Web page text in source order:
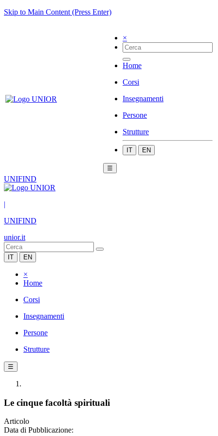
Skip to Main Content (Press Enter)
×
Home
Corsi
Insegnamenti
Persone
Strutture
IT EN
☰
UNIFIND
|
UNIFIND
unior.it
IT EN
×
Home
Corsi
Insegnamenti
Persone
Strutture
☰
Le cinque facoltà spirituali
Articolo
Data di Pubblicazione: